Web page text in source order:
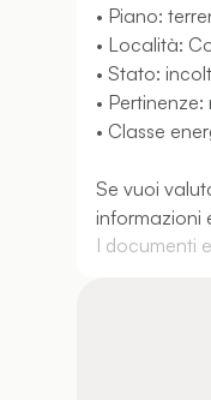
• Piano:
• Località:
• Stato:
•
• Classe
Se vuoi
informazioni
I documenti